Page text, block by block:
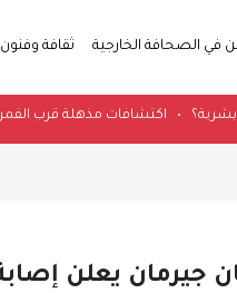
في الصحافة الخارجية ثقافة وفنون
غير بشرية؟•اكتشافات مذهلة
جيرمان يعلن